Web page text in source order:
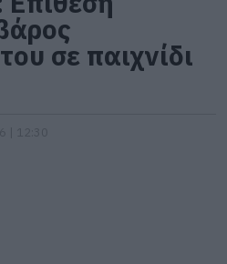
σε παιχνίδι